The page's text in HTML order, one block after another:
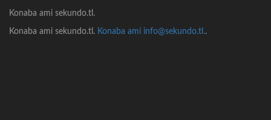
Konaba ami sekundo.tl.
Konaba ami sekundo.tl. Konaba ami info@sekundo.tl..